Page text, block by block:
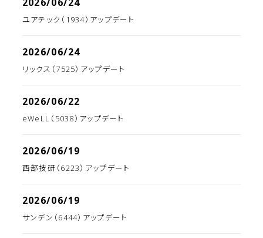
ユアテック（1934）アップデート
2026/06/24
リックス（7525）アップデート
2026/06/22
eWeLL（5038）アップデート
2026/06/19
西部技研（6223）アップデート
2026/06/19
サンデン（6444）アップデート